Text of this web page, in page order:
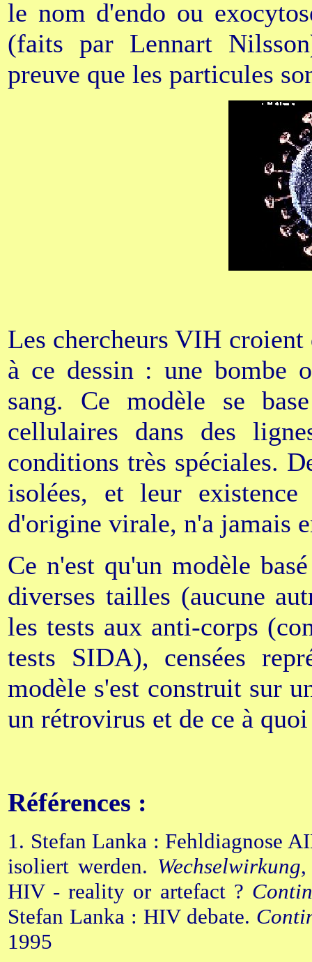
le nom d'endo ou
(faits par Lennart
preuve que les particules
Les chercheurs VIH
à ce dessin : une bombe
sang. Ce modèle se
cellulaires dans des
conditions très spéciales.
isolées, et leur
d'origine virale, n'a jamais
Ce n'est qu'un modèle
diverses tailles (aucune
les tests aux anti-corps
tests SIDA), censées
modèle s'est construit sur
un rétrovirus et de ce à
Références :
1. Stefan Lanka : Fehldiagnose
isoliert werden. Wechselwirkung,
HIV - reality or artefact ?
Stefan Lanka : HIV debate.
1995